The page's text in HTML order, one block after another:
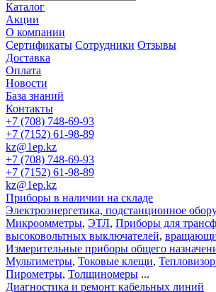
Каталог
Акции
О компании
Сертификаты Сотрудники Отзывы
Доставка
Оплата
Новости
База знаний
Контакты
+7 (708) 748-69-93
+7 (7152) 61-98-89
kz@1ep.kz
+7 (708) 748-69-93
+7 (7152) 61-98-89
kz@1ep.kz
Приборы в наличии на складе
Электроэнергетика, подстанционное
Микроомметры, ЭТЛ, Приборы для
высоковольтных выключателей,
Измерительные приборы общего
Мультиметры, Токовые клещи,
Пирометры, Толщиномеры ...
Диагностика и ремонт кабельных линий